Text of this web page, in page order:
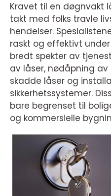
Kravet til en døgnvakt
takt med folks travle
hendelser.
raskt og effektivt
bredt spekter av
av låser, nødåpning
skadde låser og
sikkerhetssystemer.
bare begrenset til
og kommersielle